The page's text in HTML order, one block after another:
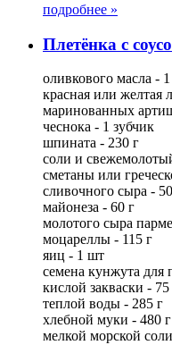
подробнее »
Плетёнка с
оливкового масла -
красная или желтая
маринованных
чеснока - 1 зубчик
шпината - 230 г
соли и
сметаны или
сливочного сыра -
майонеза - 60 г
молотого сыра
моцареллы - 115 г
яиц - 1 шт
семена кунжута для
кислой закваски - 75
теплой воды - 285 г
хлебной муки - 480 г
мелкой морской